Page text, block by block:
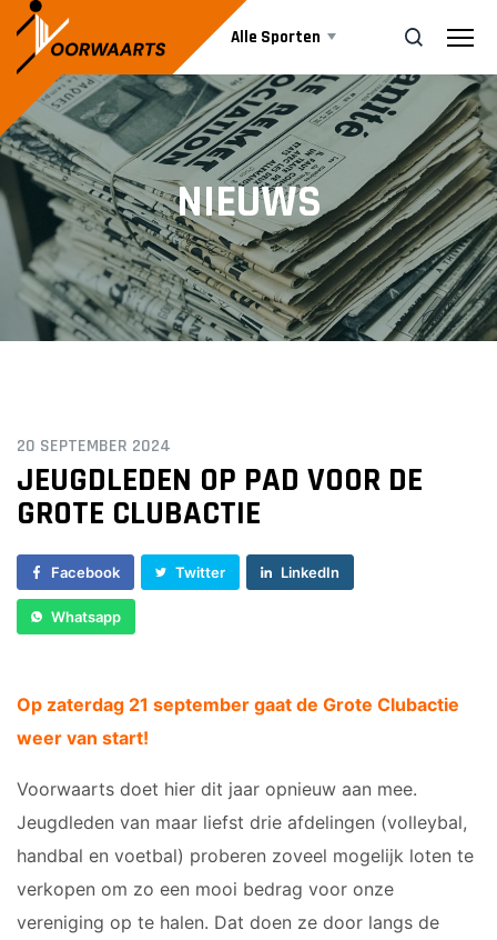
Alle Sporten
Nieuws
Events
Business
Sponsor worden
Ledenshop
ZOEK
NIEUWS
20 SEPTEMBER 2024
JEUGDLEDEN OP PAD VOOR DE
GROTE CLUBACTIE
Facebook Twitter LinkedIn
Whatsapp
Op zaterdag 21 september gaat de Grote Clubactie
weer van start!
Voorwaarts doet hier dit jaar opnieuw aan mee.
Jeugdleden van maar liefst drie afdelingen (volleybal,
handbal en voetbal) proberen zoveel mogelijk loten te
verkopen om zo een mooi bedrag voor onze
vereniging op te halen. Dat doen ze door langs de